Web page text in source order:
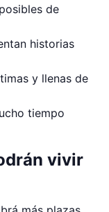
de
historias
y llenas de
tiempo
vivir